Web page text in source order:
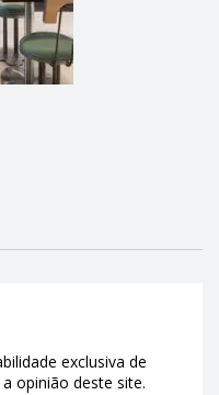
exclusiva de
opinião deste site.